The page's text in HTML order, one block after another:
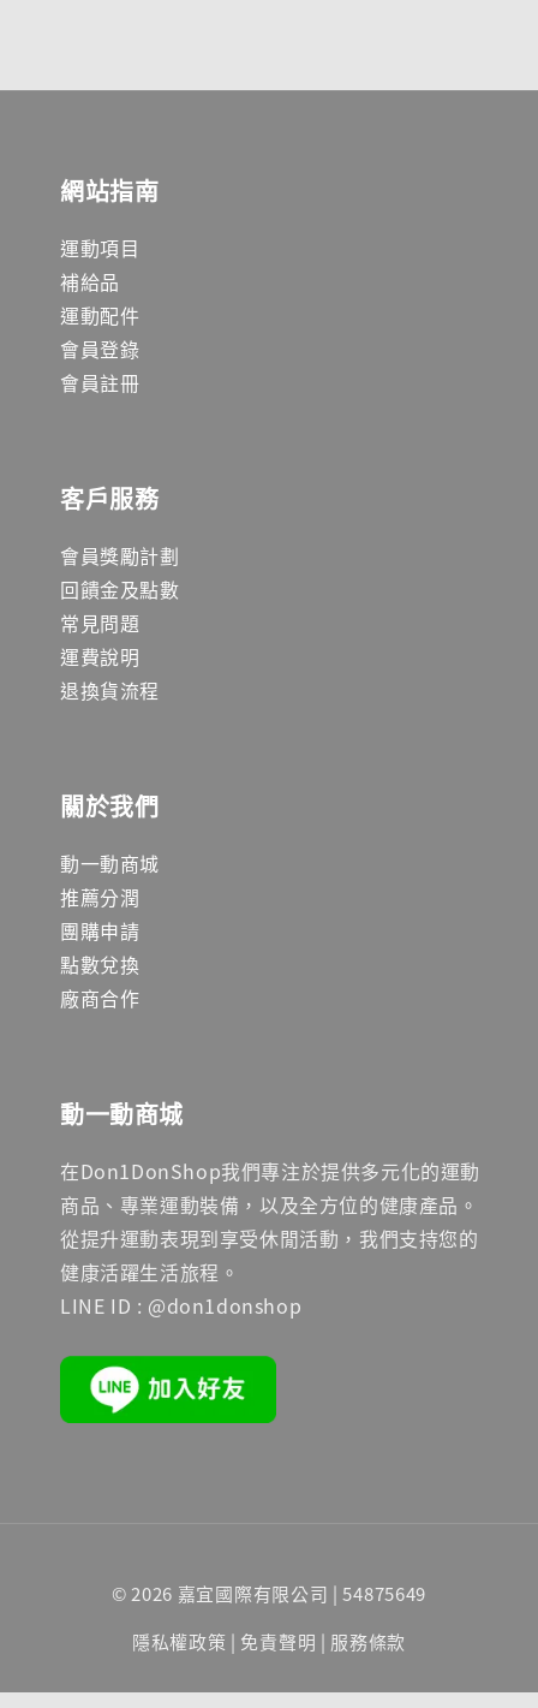
網站指南
運動項目
補給品
運動配件
會員登錄
會員註冊
客戶服務
會員獎勵計劃
回饋金及點數
常見問題
運費說明
退換貨流程
關於我們
動一動商城
推薦分潤
團購申請
點數兌換
廠商合作
動一動商城
在Don1DonShop我們專注於提供多元化的運動
商品、專業運動裝備，以及全方位的健康產品。
從提升運動表現到享受休閒活動，我們支持您的
健康活躍生活旅程。
LINE ID : @don1donshop
© 2026 嘉宜國際有限公司 | 54875649
隱私權政策 | 免責聲明 | 服務條款